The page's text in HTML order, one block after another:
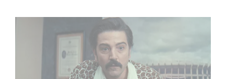
Mexico 86, est à retrouver dès maintenant sur Netflix